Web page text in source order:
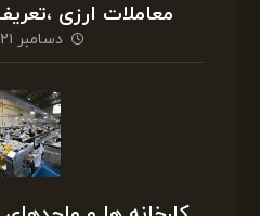
معاملات ارزی
دسامبر ۲۱, ۲۰۲۰